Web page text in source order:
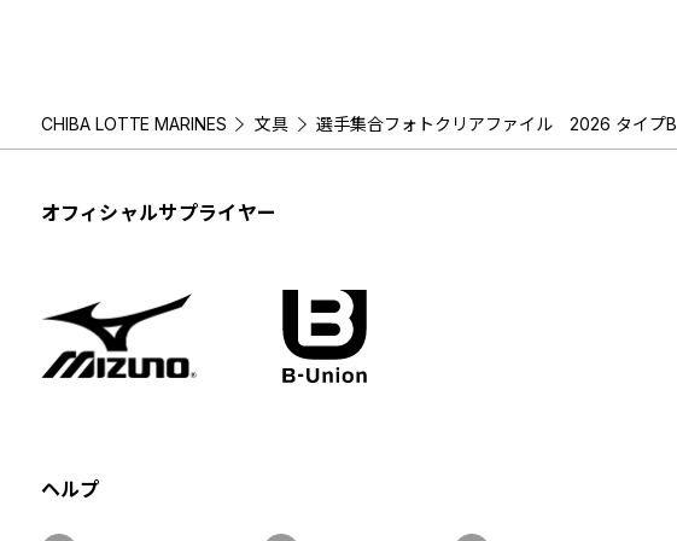
CHIBA LOTTE MARINES 文具 選手集合フォトクリアファイル 2026 タイプB
オフィシャルサプライヤー
ヘルプ